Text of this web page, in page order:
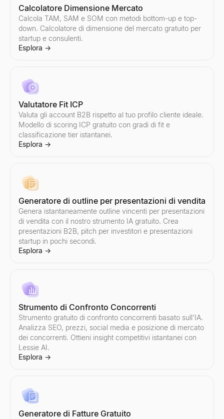
Tester per oggetti email
Testa gratuitamente la riga dell''oggetto della tua email.
Esplora →
Verificatore di spam email
Verificatore di spam email gratuito. Valuta oggetto + corpo per
Esplora→
Genera script di vendita B2B in pochi secondi. Aperture di
Esplora
Generatore di risposte AI
Incolla la risposta di un potenziale cliente — ottieni 3 risposte
Esplora →
Gestore di obiezioni di vendita
Incolla qualsiasi obiezione — ottieni il tipo, un framework di
Esplora→
Descrivi il tuo ultimo contatto — ottieni una sequenza di follow-
Esplora
Snapshot di Intelligence Aziendale
Genera snapshot di intelligence aziendale B2B istantanei —
Esplora →
Ricerca Aziende Simili
Trova istantaneamente aziende simili ai tuoi migliori clienti.
Esplora→
Screening CV con AI
Carica un curriculum e incolla una descrizione del lavoro per
Esplora →
Modello di scheda di valutazione del colloquio
Copia un modello gratuito di scheda di valutazione del
Esplora→
Copia 7 modelli LinkedIn InMail comprovati per il
Esplora
Generatore di stringhe di ricerca booleana
Generatore gratuito di stringhe di ricerca booleana per
Esplora →
Modelli di email per il recruiting
Modelli gratuiti di email per il recruiting e generatore — crea
Esplora→
Calcolatore Dimensione Mercato
Calcola TAM, SAM e SOM con metodi bottom-up e top-
down. Calcolatore di dimensione del mercato gratuito per
startup e consulenti.
Esplora →
Valutatore Fit ICP
Valuta gli account B2B rispetto al tuo profilo cliente ideale.
Modello di scoring ICP gratuito con gradi di fit e
classificazione tier istantanei.
Esplora →
Generatore di outline per presentazioni di vendita
Genera istantaneamente outline vincenti per presentazioni
di vendita con il nostro strumento IA gratuito. Crea
presentazioni B2B, pitch per investitori e presentazioni
startup in pochi secondi.
Esplora →
Strumento di Confronto Concorrenti
Strumento gratuito di confronto concorrenti basato sull'IA.
Analizza SEO, prezzi, social media e posizione di mercato
dei concorrenti. Ottieni insight competitivi istantanei con
Lessie AI.
Esplora →
Generatore di Fatture Gratuito